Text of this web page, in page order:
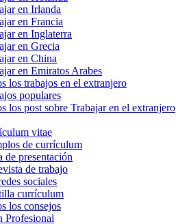
en Irlanda
en Francia
en Inglaterra
en Grecia
en China
en Emiratos Arabes
los trabajos en el extranjero
populares
los post sobre Trabajar en el extranjero
vitae
de currículum
de presentación
de trabajo
sociales
currículum
los consejos
Profesional